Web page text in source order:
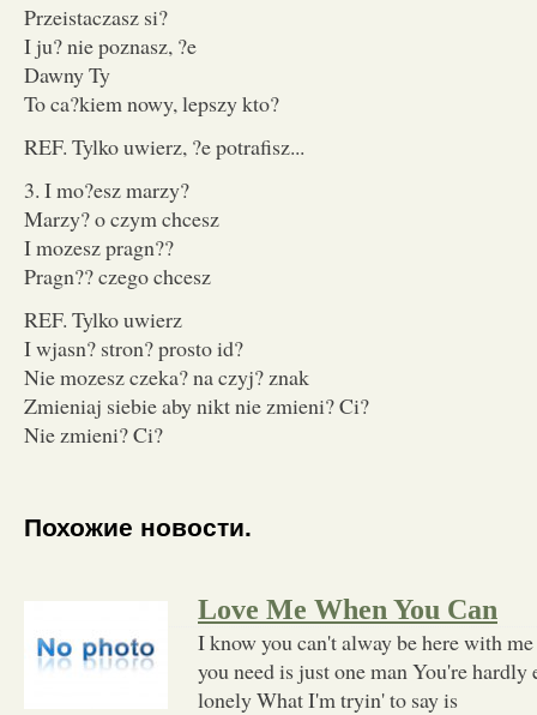
Przeistaczasz si?
I ju? nie poznasz, ?e
Dawny Ty
To ca?kiem nowy, lepszy kto?
REF. Tylko uwierz, ?e potrafisz...
3. I mo?esz marzy?
Marzy? o czym chcesz
I mozesz pragn??
Pragn?? czego chcesz
REF. Tylko uwierz
I wjasn? stron? prosto id?
Nie mozesz czeka? na czyj? znak
Zmieniaj siebie aby nikt nie zmieni? Ci?
Nie zmieni? Ci?
Похожие новости.
Love Me When You Can
I know you can't alway be here with
you need is just one man You're hardly
lonely What I'm tryin' to say is